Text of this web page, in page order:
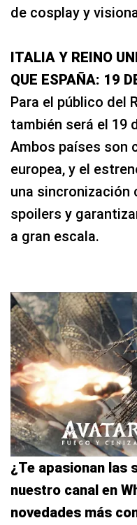
de cosplay y
ITALIA Y REINO
QUE ESPAÑA: 19
Para el público del
también será el 19
Ambos países son
europea, y el
una sincronización
spoilers y
a gran escala.
¿Te apasionan las
nuestro canal en
novedades más